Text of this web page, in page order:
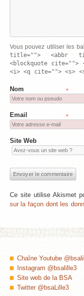
Vous pouvez utiliser les
title=""> <abbr
<blockquote cite="">
<i> <q cite=""> <s>
Nom *
Email *
Site Web
Ce site utilise Akismet
sur la façon dont les
Chaîne Youtube
Instagram @bsalille3
Site web de la BSA
Twitter @bsaLille3